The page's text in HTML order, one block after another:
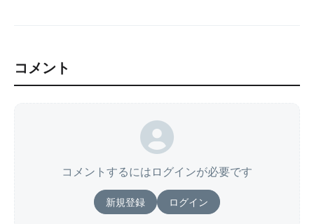
コメント
コメントするにはログインが必要です
新規登録 ログイン